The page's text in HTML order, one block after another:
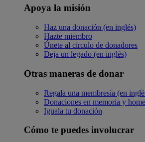
Apoya la misión
Haz una donación (en inglés)
Hazte miembro
Únete al círculo de donadores
Deja un legado (en inglés)
Otras maneras de donar
Regala una membresía (en
Donaciones en memoria y
Iguala tu donación
Cómo te puedes involucrar